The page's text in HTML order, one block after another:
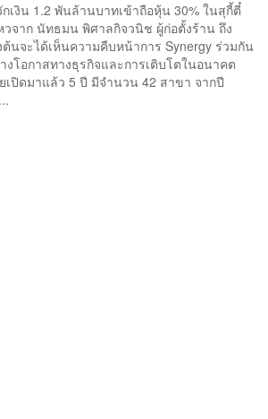
เงิน 1.2 พันล้านบาทเข้าถือหุ้น 30% ในสุกี้ตี๋
จาก นัทธมน พิศาลกิจวนิช ผู้ก่อตั้งร้าน ถึง
นจะได้เห็นความคืบหน้าการ Synergy ร่วมกัน
งโอกาสทางธุรกิจและการเติบโตในอนาคต
ปิดมาแล้ว 5 ปี มีจำนวน 42 สาขา จากปี